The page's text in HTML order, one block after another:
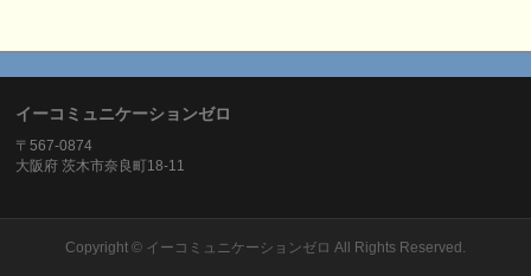
イーコミュニケーションゼロ
〒567-0874
大阪府 茨木市奈良町18-11
Copyright © イーコミュニケーションゼロ All Rights Reserved.